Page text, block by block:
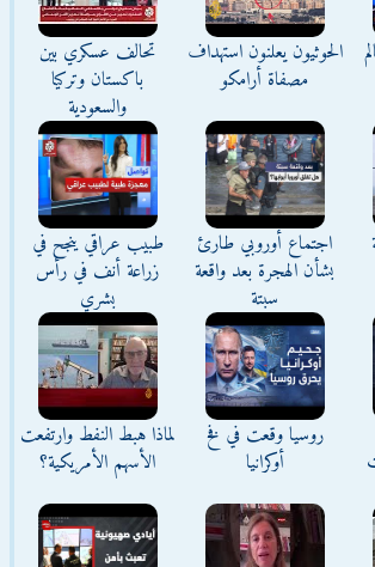
الحوثيون يعلنون استهداف
مصفاة أرامكو
تحالف عسكري بين
باكستان وتركيا
والسعودية
اجتماع أوروبي طارئ
بشأن الهجرة بعد واقعة
سبتة
طبيب عراقي ينجح في
زراعة أنف في رأس
بشري
روسيا وقعت في فخ
أوكرانيا
لماذا هبط النفط وارتفعت
الأسهم الأمريكية؟